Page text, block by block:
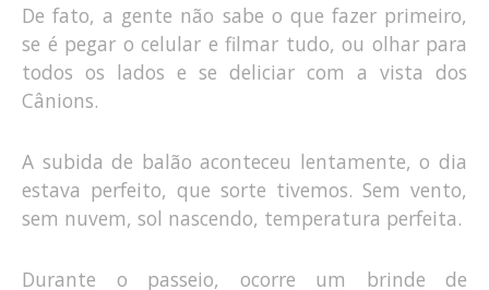
De fato, a gente não sabe o que fazer primeiro,
se é pegar o celular e filmar tudo, ou olhar para
todos os lados e se deliciar com a vista dos
Cânions.
A subida de balão aconteceu lentamente, o dia
estava perfeito, que sorte tivemos. Sem vento,
sem nuvem, sol nascendo, temperatura perfeita.
Durante o passeio, ocorre um brinde de